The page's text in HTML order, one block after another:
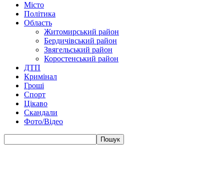
Місто
Політика
Область
Житомирський район
Бердичівський район
Звягельський район
Коростенський район
ДТП
Кримінал
Гроші
Спорт
Цікаво
Скандали
Фото/Відео